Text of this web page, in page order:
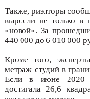
Также, риэлторы
выросли не только в
«новой». За
440 000 до 6 010 000
Кроме того,
метраж студий в
Если в июне 2020
достигала 26,6